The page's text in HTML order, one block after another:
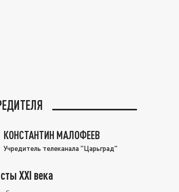
КОНСТАНТИН МАЛОФЕЕВ
Учредитель телеканала "Царьград"
XXI века